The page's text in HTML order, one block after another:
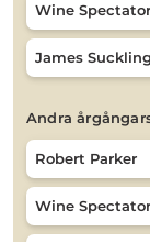
Wine Spectator
James Suckling
andra
Robert Parker
Wine Spectator